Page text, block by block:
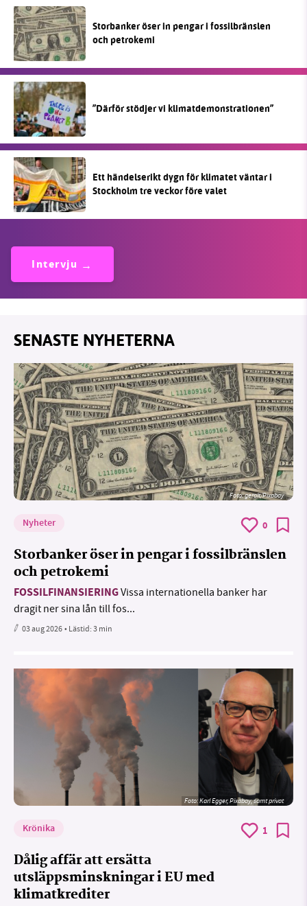
Storbanker öser in pengar i fossilbränslen
och petrokemi
”Därför stödjer vi klimatdemonstrationen”
Ett händelserikt dygn för klimatet väntar i
Stockholm tre veckor före valet
Intervju
SENASTE NYHETERNA
Foto:geralt/Pixabay
Nyheter 0
Storbanker öser in pengar i fossilbränslen
och petrokemi
FOSSILFINANSIERINGVissa internationella banker har
dragit ner sina lån till fos...
03 aug 2026• Lästid:3 min
Foto:Karl Egger, Pixabay, samt privat
Krönika 1
Dålig affär att ersätta
utsläppsminskningar i EU med
klimatkrediter